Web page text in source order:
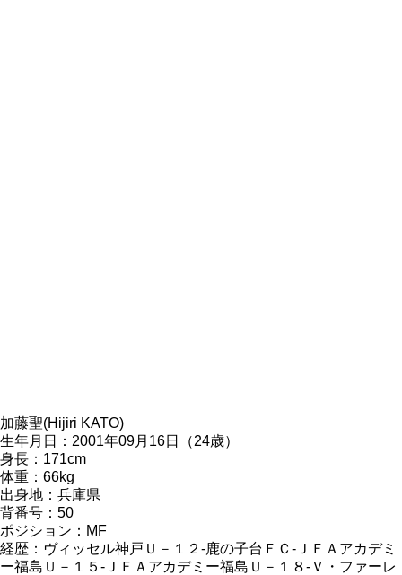
加藤聖(Hijiri KATO)
生年月日：2001年09月16日（24歳）
身長：171cm
体重：66kg
出身地：兵庫県
背番号：50
ポジション：MF
経歴：ヴィッセル神戸Ｕ－１２-鹿の子台ＦＣ-ＪＦＡアカデミ
ー福島Ｕ－１５-ＪＦＡアカデミー福島Ｕ－１８-Ｖ・ファーレ